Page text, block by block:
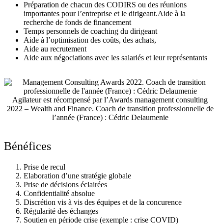
Préparation de chacun des CODIRS ou des réunions
importantes pour l’entreprise et le dirigeant.Aide à la
recherche de fonds de financement
Temps personnels de coaching du dirigeant
Aide à l’optimisation des coûts, des achats,
Aide au recrutement
Aide aux négociations avec les salariés et leur représentants
Agilateur est récompensé par l’Awards management consulting
2022 – Wealth and Finance. Coach de transition professionnelle de
l’année (France) : Cédric Delaumenie
Bénéfices
Prise de recul
Elaboration d’une stratégie globale
Prise de décisions éclairées
Confidentialité absolue
Discrétion vis à vis des équipes et de la concurence
Régularité des échanges
Soutien en période crise (exemple : crise COVID)